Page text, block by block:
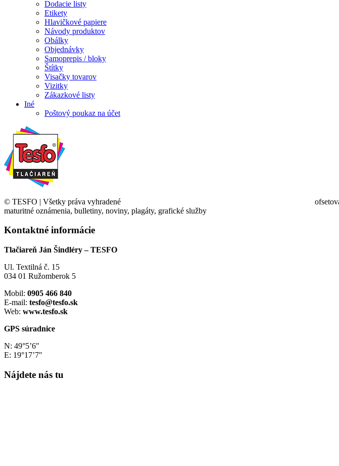
Dodacie listy
Etikety
Hlavičkové papiere
Návody produktov
Obálky
Objednávky
Samoprepis / bloky
Štítky
Visačky tovarov
Vizitky
Zákazkové listy
Iné
Poštový poukaz na účet
© TESFO | Všetky práva vyhradené ofsetová tlač, tlač letákov, plagátov,
maturitné oznámenia, bulletiny, noviny, plagáty, grafické služby
Kontaktné informácie
Tlačiareň Ján Šindléry – TESFO
Ul. Textilná č. 15
034 01 Ružomberok 5
Mobil: 0905 466 840
E-mail: tesfo@tesfo.sk
Web: www.tesfo.sk
GPS súradnice
N: 49°5’6″
E: 19°17’7″
Nájdete nás tu